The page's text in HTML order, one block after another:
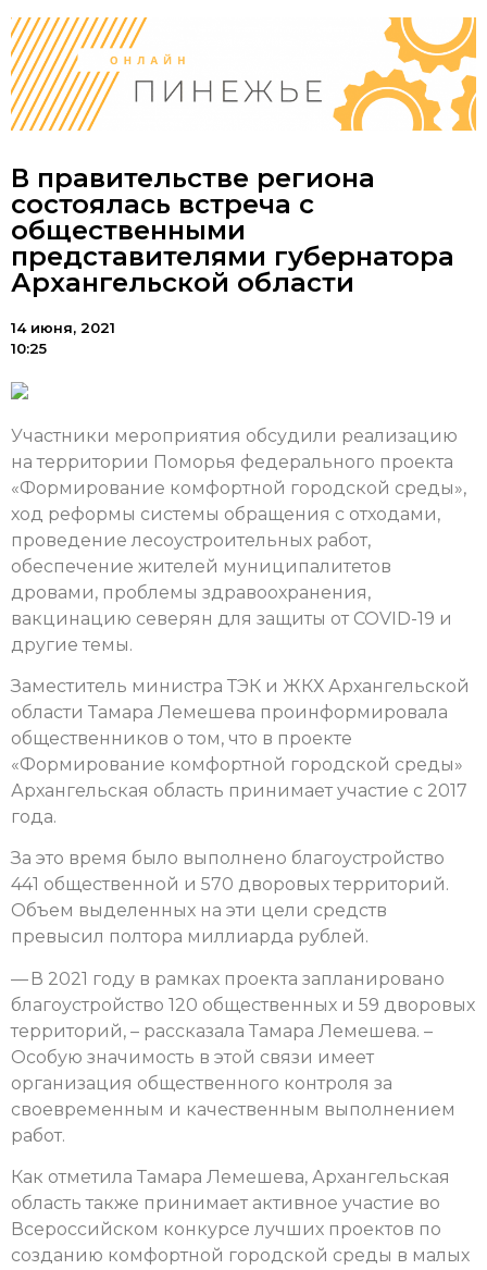
В правительстве региона
состоялась встреча с
общественными
представителями губернатора
Архангельской области
14 июня, 2021
10:25
Участники мероприятия обсудили реализацию
на территории Поморья федерального проекта
«Формирование комфортной городской среды»,
ход реформы системы обращения с отходами,
проведение лесоустроительных работ,
обеспечение жителей муниципалитетов
дровами, проблемы здравоохранения,
вакцинацию северян для защиты от COVID-19 и
другие темы.
Заместитель министра ТЭК и ЖКХ Архангельской
области Тамара Лемешева проинформировала
общественников о том, что в проекте
«Формирование комфортной городской среды»
Архангельская область принимает участие с 2017
года.
За это время было выполнено благоустройство
441 общественной и 570 дворовых территорий.
Объем выделенных на эти цели средств
превысил полтора миллиарда рублей.
— В 2021 году в рамках проекта запланировано
благоустройство 120 общественных и 59 дворовых
территорий, – рассказала Тамара Лемешева. –
Особую значимость в этой связи имеет
организация общественного контроля за
своевременным и качественным выполнением
работ.
Как отметила Тамара Лемешева, Архангельская
область также принимает активное участие во
Всероссийском конкурсе лучших проектов по
созданию комфортной городской среды в малых